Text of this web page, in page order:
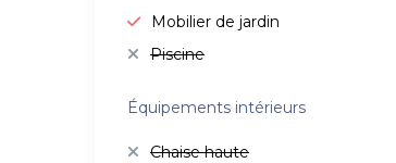
Mobilier de jardin
Piscine
Équipements intérieurs
Chaise haute